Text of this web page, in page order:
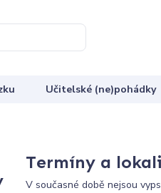
Učitelské (ne)pohádky
Termíny a
V současné době nejsou